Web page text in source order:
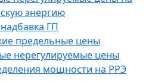
энергию
ГП
предельные цены
нерегулируемые цены
мощности на РРЭ